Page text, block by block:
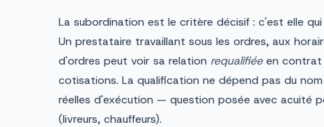
La subordination est le critère décisif : c'est elle
Un prestataire travaillant sous les ordres, aux
d'ordres peut voir sa relation requalifiéeen contrat
cotisations. La qualification ne dépend pas du
réelles d'exécution — question posée avec acuité
(livreurs, chauffeurs).